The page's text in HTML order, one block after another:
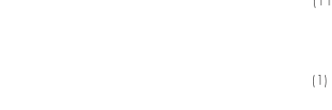
(1)